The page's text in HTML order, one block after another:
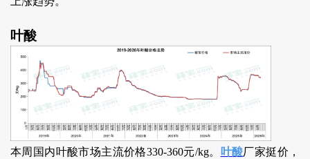
叶酸
本周国内叶酸市场主流价格330-360元/kg。 叶酸厂家挺价，